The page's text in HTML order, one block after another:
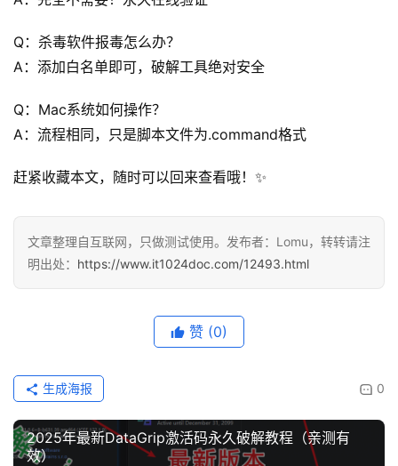
Q：杀毒软件报毒怎么办？
A：添加白名单即可，破解工具绝对安全
Q：Mac系统如何操作？
A：流程相同，只是脚本文件为.command格式
赶紧收藏本文，随时可以回来查看哦！✨
文章整理自互联网，只做测试使用。发布者：Lomu，转转请注
明出处： https://www.it1024doc.com/12493.html
赞 (0)
0
生成海报
2025年最新DataGrip激活码永久破解教程（亲测有
效）